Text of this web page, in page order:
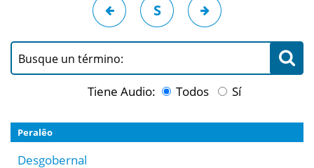
S
Busque un término:
Tiene Audio: Todos Sí
Peralêo
Desgobernal